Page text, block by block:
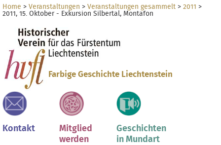
Direkt
zum
Inhalt
Direkt
zur
Navigation
Benutzerspezifische
Werkzeuge
Home >Veranstaltungen >Veranstaltungen gesammelt >2011 >
2011, 15. Oktober - Exkursion Silbertal, Montafon
Farbige Geschichte Liechtenstein
Kontakt
Mitglied
werden
Geschichten
in Mundart